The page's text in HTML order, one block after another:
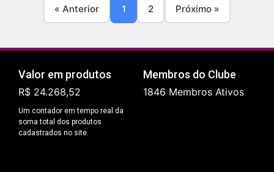
« Anterior 1 2 Próximo »
Valor em produtos
R$ 24.268,52
Um contador em tempo real da
soma total dos produtos
cadastrados no site.
Membros do Clube
1846 Membros Ativos